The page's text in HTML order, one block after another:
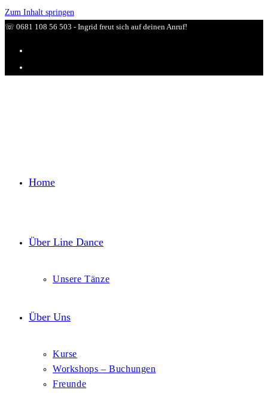
Zum Inhalt springen
☏ 0681 108 56 503 - Ingrid freut sich auf deinen Anruf!
Home
Über Line Dance
Unsere Tänze
Über Uns
Kurse
Workshops – Buchungen
Freunde